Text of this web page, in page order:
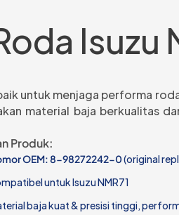
Isuzu
untuk menjaga performa
material baja berkualitas
Produk:
OEM: 8-98272242-0(original
untuk Isuzu NMR71
baja kuat & presisi tinggi,